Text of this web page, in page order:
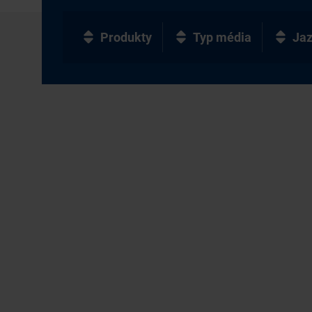
Produkty Typ média